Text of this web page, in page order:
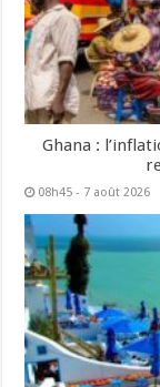
Ghana :
08h45 - 7 août 2026